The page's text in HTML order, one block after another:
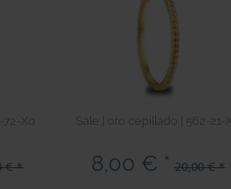
X0
€ *
Sale | oro cepillado | 562-21-
8,00 € * 20,00 € *